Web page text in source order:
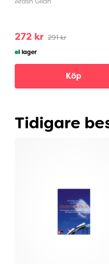
272 kr 291 kr
I lager
Köp
Tidigare